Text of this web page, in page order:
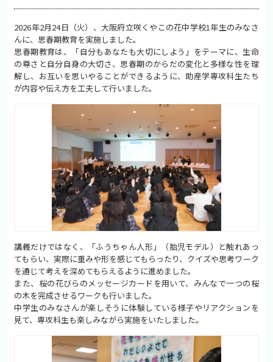
2026年2月24日（火）、大阪府立咲くやこの花中学校1年生のみなさ
んに、思春期教育を実施しました。
思春期教育は、「自分もあなたも大切にしよう」をテーマに、生命
の尊さと自分自身の大切さ、思春期のからだの変化と多様な性を理
解し、お互いを思いやることができるように、助産学専攻科生たち
が内容や伝え方を工夫して行いました。
講義だけではなく、「ふうちゃん人形」（胎児モデル）と触れあっ
てもらい、実際に重みや形を感じてもらったり、クイズや思考ワーク
を通じて考えを深めてもらえるように進めました。
また、桜の花びらのメッセージカードを用いて、みんなで一つの桜
の木を完成させるワークも行いました。
中学生のみなさんが楽しそうに体験している様子やリアクションを
見て、専攻科生も楽しみながら実施をいたしました。